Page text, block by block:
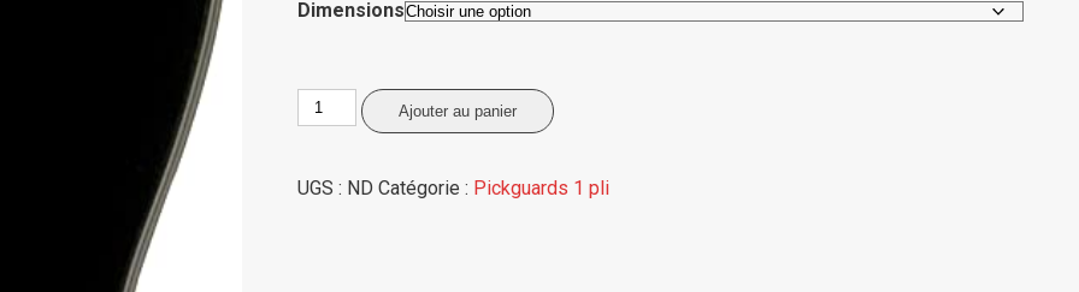
Dimensions
quantité
Ajouter au panier
UGS : ND Catégorie : Pickguards 1 pli